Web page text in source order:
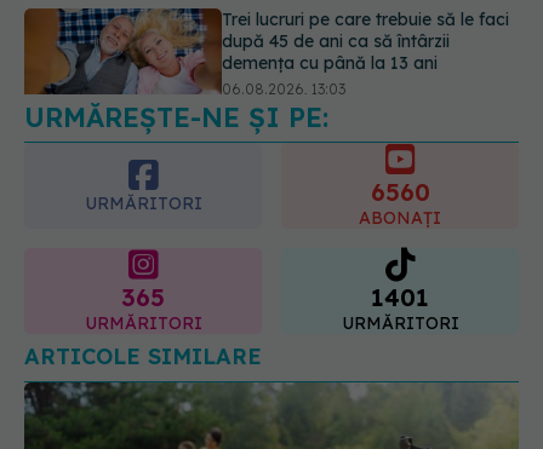
Colebil și Panzcebil, blocate
temporar în farmacii. ANMDMR
explică de ce a luat măsura
06.08.2026, 16:37
URMĂREȘTE-NE ȘI PE:
URMĂRITORI 6560
ABONAȚI
365
URMĂRITORI
1401
URMĂRITORI
ARTICOLE SIMILARE